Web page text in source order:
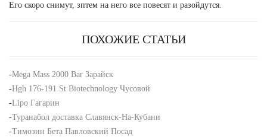
Его скоро снимут, зптем на него все повесят и разойдутся.
ПОХОЖИЕ СТАТЬИ
-Mega Mass 2000 Bar Зарайск
-Hgh 176-191 St Biotechnology Чусовой
-Lipo Гагарин
-Туранабол доставка Славянск-На-Кубани
-Tимозин Бета Павловский Посад